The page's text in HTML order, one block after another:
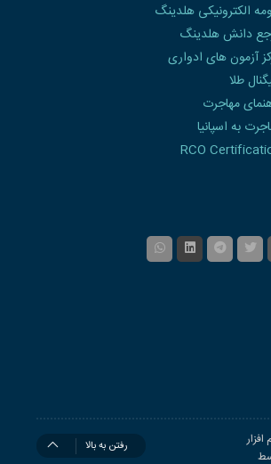
الکترونیکی هلدینگ
دانش هلدینگ
آزمون های ادواری
طلا
مهاجرت
به اسپانیا
RCO
رفتن به بالا